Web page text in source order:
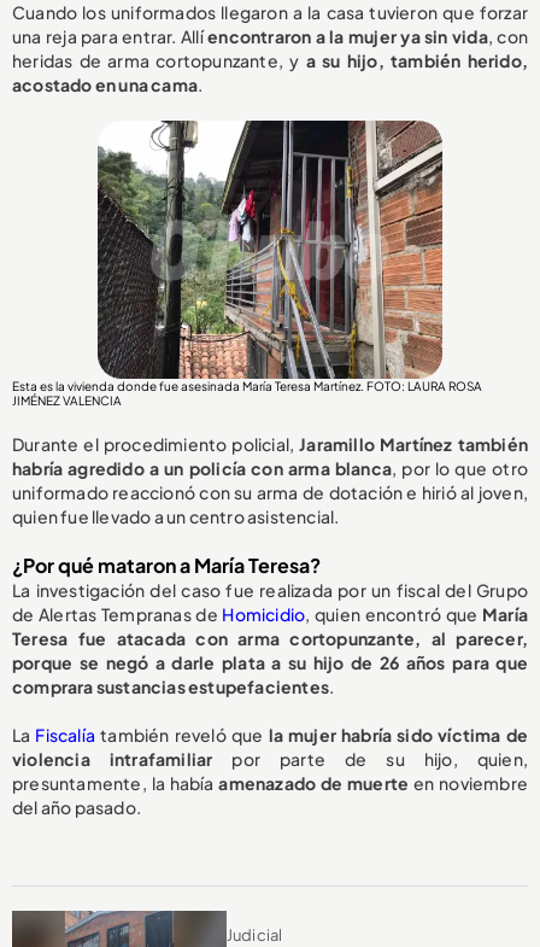
Cuando los uniformados llegaron a la casa tuvieron que forzar
una reja para entrar. Allíencontraron a la mujer ya sin vida, con
heridas de arma cortopunzante, y a su hijo, también herido,
acostado en una cama.
Esta es la vivienda donde fue asesinada María Teresa Martínez. FOTO: LAURA ROSA
JIMÉNEZ VALENCIA
Durante el procedimiento policial,Jaramillo Martínez también
habría agredido a un policía con arma blanca, por lo que otro
uniformado reaccionó con su arma de dotación e hirió al joven,
quien fue llevado a un centro asistencial.
¿Por qué mataron a María Teresa?
La investigación del caso fue realizada por un fiscal del Grupo
de Alertas Tempranas de Homicidio, quien encontró que María
Teresa fue atacada con arma cortopunzante, al parecer,
porque se negó a darle plata a su hijo de 26 años para que
comprara sustancias estupefacientes.
La Fiscalía también reveló que la mujer habría sido víctima de
violencia intrafamiliar por parte de su hijo, quien,
presuntamente, la habíaamenazado de muerte en noviembre
del año pasado.
Judicial